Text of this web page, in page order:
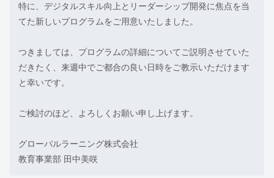
特に、デジタルスキル向上とリーダーシップ開発に焦点を当
てた新しいプログラムをご用意いたしました。
つきましては、プログラムの詳細についてご説明させていた
だきたく、来週中でご都合の良い日時をご教示いただけます
と幸いです。
ご検討のほど、よろしくお願い申し上げます。
グローバルラーニング株式会社
教育事業部 田中美咲